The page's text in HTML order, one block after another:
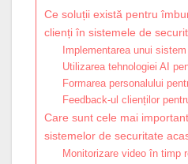
Ce soluții există pentru
clienți în sistemele de
Implementarea unui
Utilizarea tehnologiei AI
Formarea personalului
Feedback-ul clienților
Care sunt cele mai
sistemelor de securitate
Monitorizare video în timp